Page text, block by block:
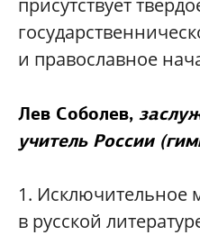
присутствует
и православное
Лев Соболев,
учитель России
1. Исключительное
в русской